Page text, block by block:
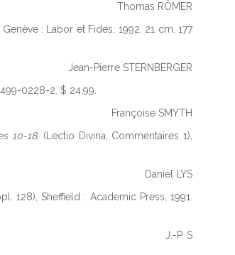
Thomas RÖMER
: Labor et Fides, 1992. 21 cm. 177
Jean-Pierre STERNBERGER
0228-2. $ 24,99.
Françoise SMYTH
10-18, (Lectio Divina, Commentaires 1),
Daniel LYS
128), Sheffield : Academic Press, 1991.
J.-P. S